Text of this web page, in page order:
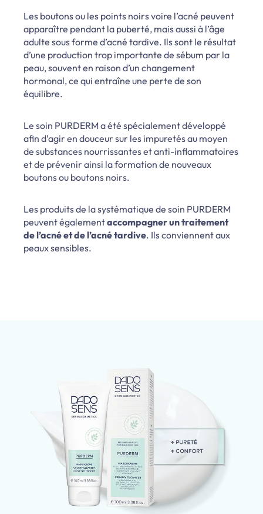
Les boutons ou les points noirs voire l’acné peuvent
apparaître pendant la puberté, mais aussi à l’âge
adulte sous forme d’acné tardive. Ils sont le résultat
d’une production trop importante de sébum par la
peau, souvent en raison d’un changement
hormonal, ce qui entraîne une perte de son
équilibre.
Le soin PURDERM a été spécialement développé
afin d’agir en douceur sur les impuretés au moyen
de substances nourrissantes et anti-inflammatoires
et de prévenir ainsi la formation de nouveaux
boutons ou boutons noirs.
Les produits de la systématique de soin PURDERM
peuvent égalementaccompagner un traitement
de l’acné et de l’acné tardive. Ils conviennent aux
peaux sensibles.